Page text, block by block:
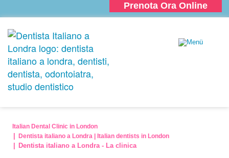
Prenota Ora Online
Italian Dental Clinic in London
Dentista italiano a Londra | Italian dentists in London
Dentista italiano a Londra - La clinica